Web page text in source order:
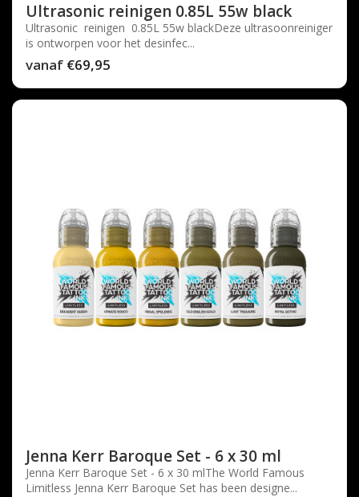
Ultrasonic reinigen 0.85L 55w black
Ultrasonic reinigen 0.85L 55w blackDeze ultrasoonreiniger
is ontworpen voor het desinfec...
vanaf €69,95
Jenna Kerr Baroque Set - 6 x 30 ml
Jenna Kerr Baroque Set - 6 x 30 mlThe World Famous
Limitless Jenna Kerr Baroque Set has been designe...